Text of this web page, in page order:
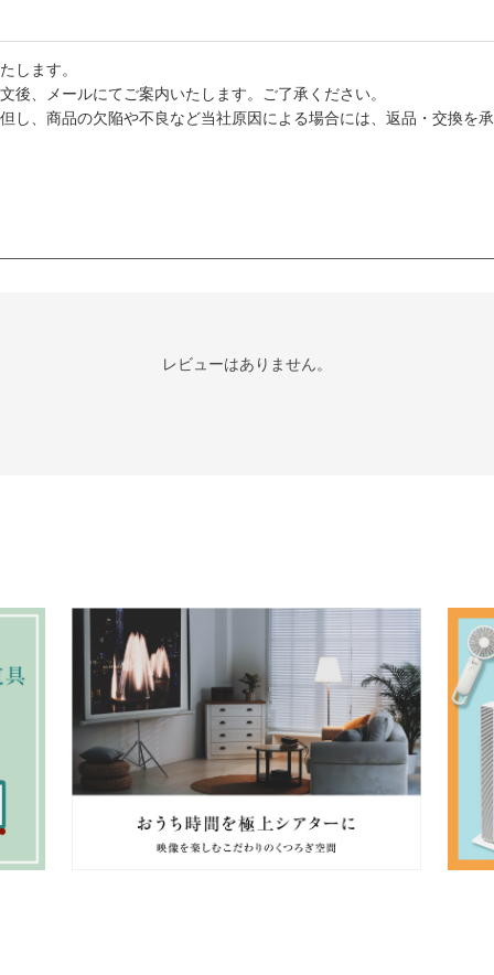
します。
後、メールにてご案内いたします。ご了承ください。
し、商品の欠陥や不良など当社原因による場合には、返品・交換を
レビューはありません。